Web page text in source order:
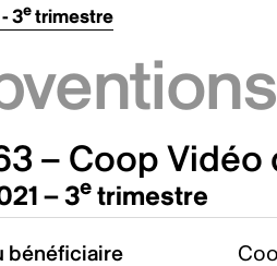
3etrimestre
– Coop Vidéo
– 3e trimestre
bénéficiaire